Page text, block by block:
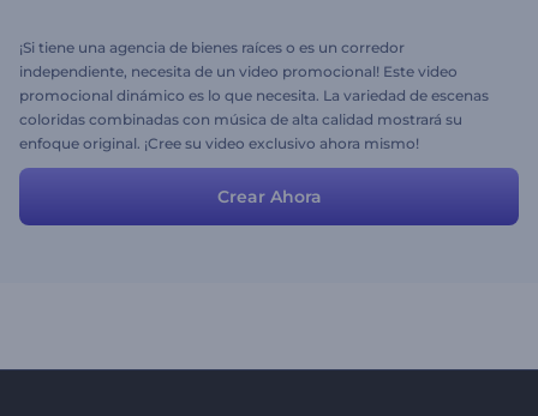
¡Si tiene una agencia de bienes raíces o es un corredor
independiente, necesita de un video promocional! Este video
promocional dinámico es lo que necesita. La variedad de escenas
coloridas combinadas con música de alta calidad mostrará su
enfoque original. ¡Cree su video exclusivo ahora mismo!
Crear Ahora